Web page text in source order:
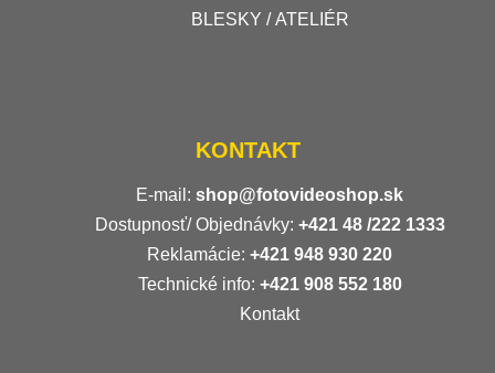
BLESKY / ATELIÉR
KONTAKT
E-mail: shop@fotovideoshop.sk
Dostupnosť/ Objednávky: +421 48 /222 1333
Reklamácie: +421 948 930 220
Technické info: +421 908 552 180
Kontakt